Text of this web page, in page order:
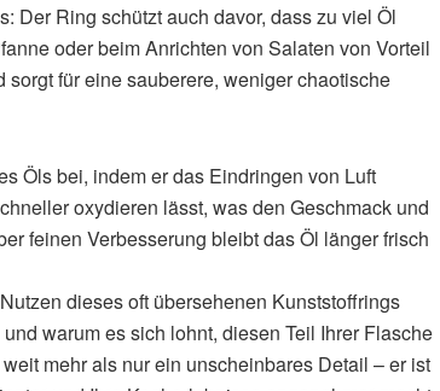
Der Ring schützt auch davor, dass zu viel Öl
oder beim Anrichten von Salaten von Vorteil
für eine sauberere, weniger chaotische
Öls bei, indem er das Eindringen von Luft
oxydieren lässt, was den Geschmack und
feinen Verbesserung bleibt das Öl länger frisch
dieses oft übersehenen Kunststoffrings
warum es sich lohnt, diesen Teil Ihrer Flasche
mehr als nur ein unscheinbares Detail – er ist